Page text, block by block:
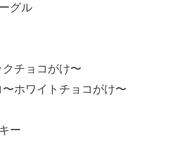
グル
クチョコがけ〜
〜ホワイトチョコがけ〜
ー